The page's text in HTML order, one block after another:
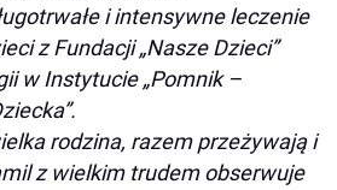
i intensywne leczenie
z Fundacji „Nasze Dzieci”
w Instytucie „Pomnik –
rodzina, razem przeżywają i
z wielkim trudem obserwuje